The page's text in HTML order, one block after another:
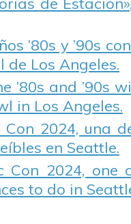
’80s y ’90s
Los Angeles.
’80s and ’90s
in Los Angeles.
2024, una
en Seattle.
Con 2024,
to do in